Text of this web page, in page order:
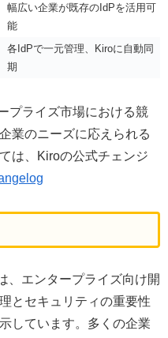
幅広い企業が既存のIdPを活用可
能
各IdPで一元管理、Kiroに自動同
期
プライズ市場における競
業のニーズに応えられる
は、Kiroの公式チェンジ
、エンタープライズ向け開
とセキュリティの重要性
しています。多くの企業